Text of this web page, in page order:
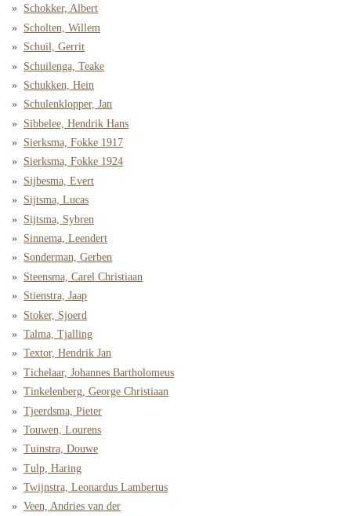
Schokker, Albert
Scholten, Willem
Schuil, Gerrit
Schuilenga, Teake
Schukken, Hein
Schulenklopper, Jan
Sibbelee, Hendrik Hans
Sierksma, Fokke 1917
Sierksma, Fokke 1924
Sijbesma, Evert
Sijtsma, Lucas
Sijtsma, Sybren
Sinnema, Leendert
Sonderman, Gerben
Steensma, Carel Christiaan
Stienstra, Jaap
Stoker, Sjoerd
Talma, Tjalling
Textor, Hendrik Jan
Tichelaar, Johannes Bartholomeus
Tinkelenberg, George Christiaan
Tjeerdsma, Pieter
Touwen, Lourens
Tuinstra, Douwe
Tulp, Haring
Twijnstra, Leonardus Lambertus
Veen, Andries van der